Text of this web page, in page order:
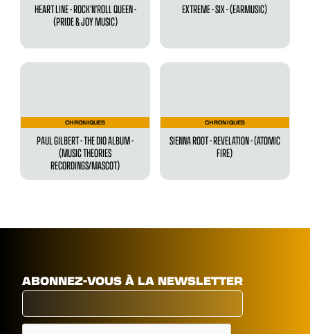
HEART LINE - ROCK’N’ROLL QUEEN -
(PRIDE & JOY MUSIC)
EXTREME - SIX - (EARMUSIC)
CHRONIQUES
PAUL GILBERT - THE DIO ALBUM -
(MUSIC THEORIES
RECORDINGS/MASCOT)
CHRONIQUES
SIENNA ROOT - REVELATION - (ATOMIC
FIRE)
ABONNEZ-VOUS À LA NEWSLETTER